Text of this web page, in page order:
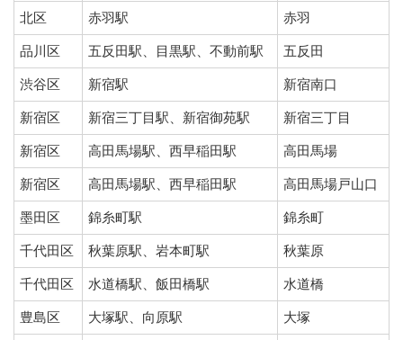
北区
赤羽駅
赤羽
品川区
五反田駅、目黒駅、不動前駅
五反田
渋谷区
新宿駅
新宿南口
新宿区
新宿三丁目駅、新宿御苑駅
新宿三丁目
新宿区
高田馬場駅、西早稲田駅
高田馬場
新宿区
高田馬場駅、西早稲田駅
高田馬場戸山口
墨田区
錦糸町駅
錦糸町
千代田区
秋葉原駅、岩本町駅
秋葉原
千代田区
水道橋駅、飯田橋駅
水道橋
豊島区
大塚駅、向原駅
大塚